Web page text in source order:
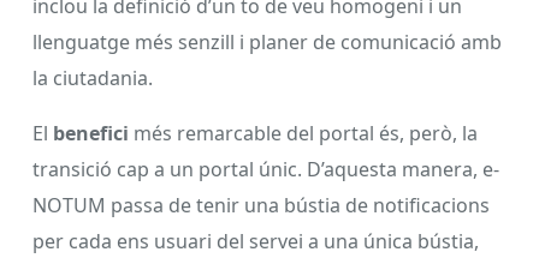
inclou la definició d’un to de veu homogeni i un
llenguatge més senzill i planer de comunicació amb
la ciutadania.
El benefici més remarcable del portal és, però, la
transició cap a un portal únic. D’aquesta manera, e-
NOTUM passa de tenir una bústia de notificacions
per cada ens usuari del servei a una única bústia,